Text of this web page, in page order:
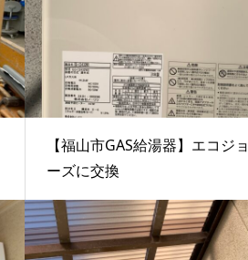
【福山市GAS給湯器】エコジョ
ーズに交換